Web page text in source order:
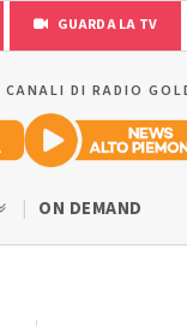
GUARDA LA TV
DI RADIO
ON DEMAND